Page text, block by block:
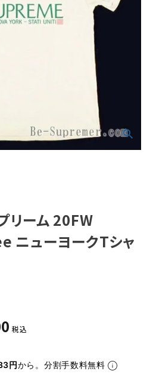
リーム 20FW
ニューヨークTシャ
税込
円から。分割手数料無料